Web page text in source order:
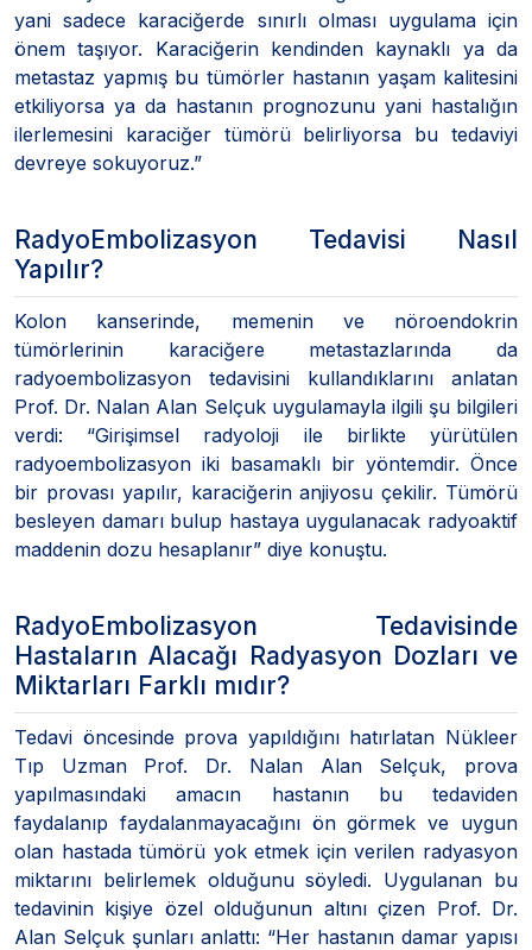
yani sadece karaciğerde sınırlı olması uygulama için
önem taşıyor. Karaciğerin kendinden kaynaklı ya da
metastaz yapmış bu tümörler hastanın yaşam kalitesini
etkiliyorsa ya da hastanın prognozunu yani hastalığın
ilerlemesini karaciğer tümörü belirliyorsa bu tedaviyi
devreye sokuyoruz.”
RadyoEmbolizasyon Tedavisi Nasıl
Yapılır?
Kolon kanserinde, memenin ve nöroendokrin
tümörlerinin karaciğere metastazlarında da
radyoembolizasyon tedavisini kullandıklarını anlatan
Prof. Dr. Nalan Alan Selçuk uygulamayla ilgili şu bilgileri
verdi: “Girişimsel radyoloji ile birlikte yürütülen
radyoembolizasyon iki basamaklı bir yöntemdir. Önce
bir provası yapılır, karaciğerin anjiyosu çekilir. Tümörü
besleyen damarı bulup hastaya uygulanacak radyoaktif
maddenin dozu hesaplanır” diye konuştu.
RadyoEmbolizasyon Tedavisinde
Hastaların Alacağı Radyasyon Dozları ve
Miktarları Farklı mıdır?
Tedavi öncesinde prova yapıldığını hatırlatan Nükleer
Tıp Uzman Prof. Dr. Nalan Alan Selçuk, prova
yapılmasındaki amacın hastanın bu tedaviden
faydalanıp faydalanmayacağını ön görmek ve uygun
olan hastada tümörü yok etmek için verilen radyasyon
miktarını belirlemek olduğunu söyledi. Uygulanan bu
tedavinin kişiye özel olduğunun altını çizen Prof. Dr.
Alan Selçuk şunları anlattı: “Her hastanın damar yapısı